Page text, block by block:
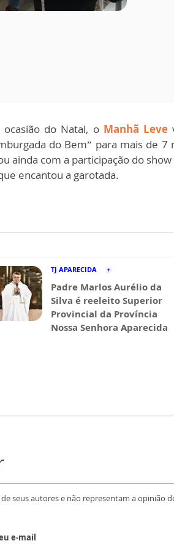
do Natal, o Manhã Leve
do Bem” para mais de 7
ainda com a participação do show
encantou a garotada.
TJ APARECIDA
Padre Marlos Aurélio da
Silva é reeleito Superior
Provincial da Província
Nossa Senhora Aparecida
seus autores e não representam a opinião
e-mail